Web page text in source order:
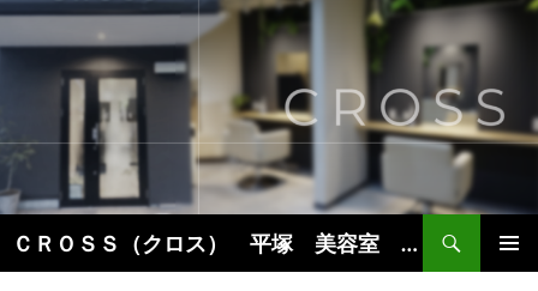
コ
ン
ス
キ
ッ
プ
ＣＲＯＳＳ（クロス） 平塚 美容室 美容院 ヘアサロン
索